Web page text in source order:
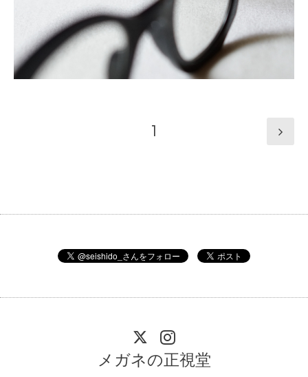
1
メガネの正視堂